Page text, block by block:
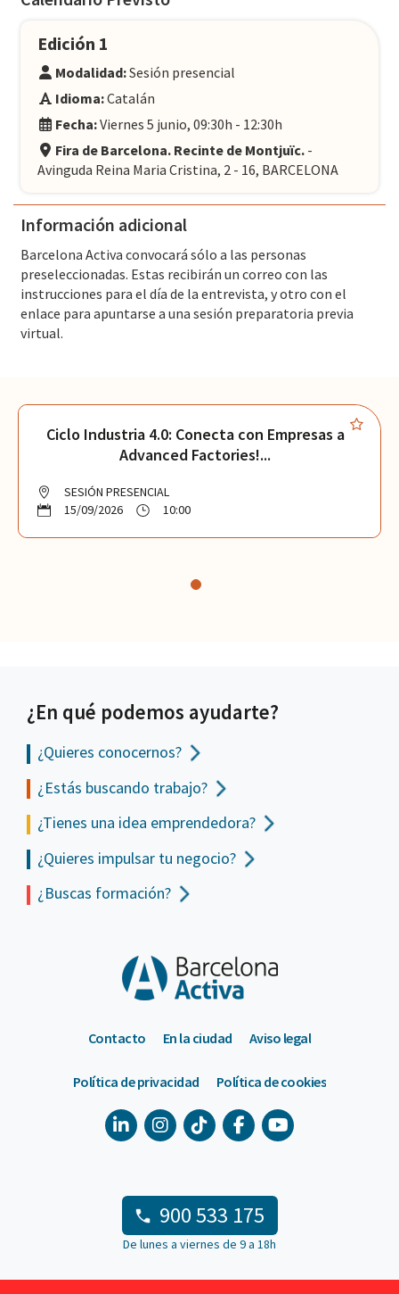
Edición 1
Modalidad:Sesión presencial
Idioma:Catalán
Fecha:Viernes 5 junio, 09:30h - 12:30h
Fira de Barcelona. Recinte de Montjuïc. -
Avinguda Reina Maria Cristina, 2 - 16, BARCELONA
Información adicional
Barcelona Activa convocará sólo a las personas
preseleccionadas. Estas recibirán un correo con las
instrucciones para el día de la entrevista, y otro con el
enlace para apuntarse a una sesión preparatoria previa
virtual.
Ciclo Industria 4.0: Conecta con Empresas a
Advanced Factories!...
SESIÓN PRESENCIAL
15/09/2026
10:00
¿En qué podemos ayudarte?
¿Quieres conocernos?
¿Estás buscando trabajo?
¿Tienes una idea emprendedora?
¿Quieres impulsar tu negocio?
¿Buscas formación?
Contacto En la ciudad Aviso legal
Política de privacidad Política de cookies
900 533 175
De lunes a viernes de 9 a 18h